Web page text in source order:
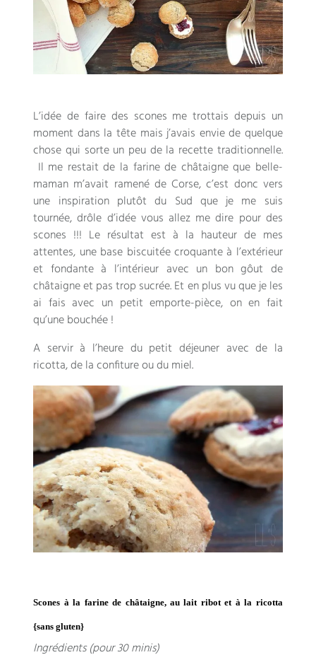
L’idée de faire des scones me trottais depuis un
moment dans la tête mais j’avais envie de quelque
chose qui sorte un peu de la recette traditionnelle.
Il me restait de la farine de châtaigne que belle-
maman m’avait ramené de Corse, c’est donc vers
une inspiration plutôt du Sud que je me suis
tournée, drôle d’idée vous allez me dire pour des
scones !!! Le résultat est à la hauteur de mes
attentes, une base biscuitée croquante à l’extérieur
et fondante à l’intérieur avec un bon gôut de
châtaigne et pas trop sucrée. Et en plus vu que je les
ai fais avec un petit emporte-pièce, on en fait
qu’une bouchée !
A servir à l’heure du petit déjeuner avec de la
ricotta, de la confiture ou du miel.
Scones à la farine de châtaigne, au lait ribot et à la ricotta
{sans gluten}
Ingrédients (pour 30 minis)